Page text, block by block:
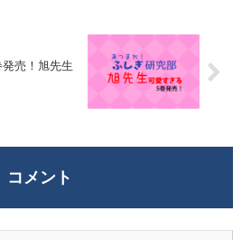
売！旭先生
コメント